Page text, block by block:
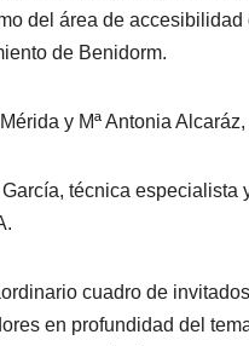
del área de accesibilidad
de Benidorm.
y Mª Antonia
García, técnica especialista
cuadro de
en profundidad del